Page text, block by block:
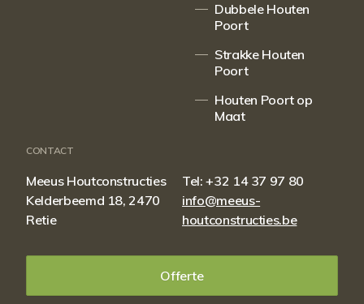
Dubbele Houten
Poort
Strakke Houten
Poort
Houten Poort op
Maat
CONTACT
Meeus Houtconstructies
Kelderbeemd 18, 2470
Retie
Tel:+32 14 37 97 80
info@meeus-
houtconstructies.be
Offerte